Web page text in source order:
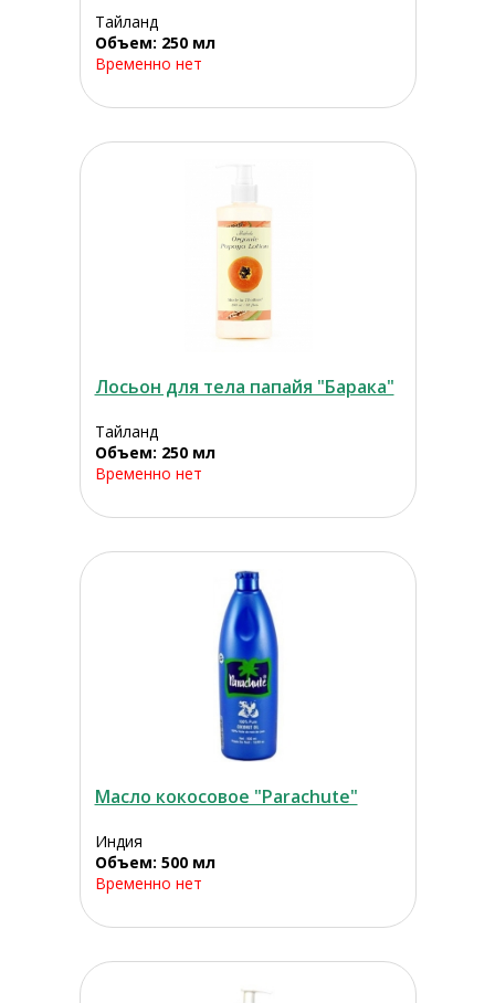
Тайланд
Объем: 250 мл
Временно нет
Лосьон для тела папайя "Барака"
Тайланд
Объем: 250 мл
Временно нет
Масло кокосовое "Parachute"
Индия
Объем: 500 мл
Временно нет